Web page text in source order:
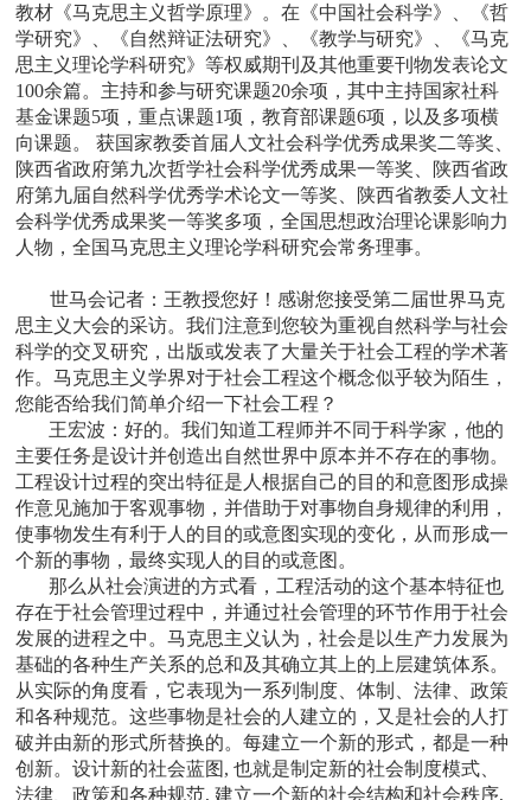
教材《马克思主义哲学原理》。在《中国社会科学》、《哲
学研究》、《自然辩证法研究》、《教学与研究》、《马克
思主义理论学科研究》等权威期刊及其他重要刊物发表论文
100余篇。主持和参与研究课题20余项，其中主持国家社科
基金课题5项，重点课题1项，教育部课题6项，以及多项横
向课题。 获国家教委首届人文社会科学优秀成果奖二等奖、
陕西省政府第九次哲学社会科学优秀成果一等奖、陕西省政
府第九届自然科学优秀学术论文一等奖、陕西省教委人文社
会科学优秀成果奖一等奖多项，全国思想政治理论课影响力
人物，全国马克思主义理论学科研究会常务理事。
世马会记者： 王教授您好！感谢您接受第二届世界马克
思主义大会的采访。我们注意到您较为重视自然科学与社会
科学的交叉研究，出版或发表了大量关于社会工程的学术著
作。马克思主义学界对于社会工程这个概念似乎较为陌生，
您能否给我们简单介绍一下社会工程？
王宏波：好的。我们知道工程师并不同于科学家，他的
主要任务是设计并创造出自然世界中原本并不存在的事物。
工程设计过程的突出特征是人根据自己的目的和意图形成操
作意见施加于客观事物，并借助于对事物自身规律的利用，
使事物发生有利于人的目的或意图实现的变化，从而形成一
个新的事物，最终实现人的目的或意图。
那么从社会演进的方式看，工程活动的这个基本特征也
存在于社会管理过程中，并通过社会管理的环节作用于社会
发展的进程之中。马克思主义认为，社会是以生产力发展为
基础的各种生产关系的总和及其确立其上的上层建筑体系。
从实际的角度看，它表现为一系列制度、体制、法律、政策
和各种规范。这些事物是社会的人建立的，又是社会的人打
破并由新的形式所替换的。每建立一个新的形式，都是一种
创新。设计新的社会蓝图, 也就是制定新的社会制度模式、
法律、政策和各种规范, 建立一个新的社会结构和社会秩序,